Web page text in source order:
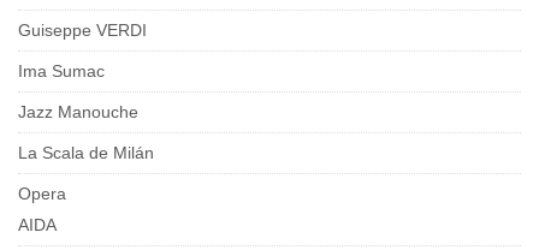
Guiseppe VERDI
Ima Sumac
Jazz Manouche
La Scala de Milán
Opera
AIDA